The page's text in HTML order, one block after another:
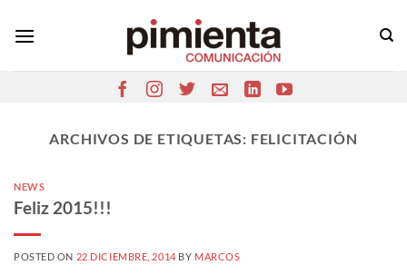
ARCHIVOS DE ETIQUETAS: FELICITACIÓN
NEWS
Feliz 2015!!!
POSTED ON 22 DICIEMBRE, 2014 BY MARCOS